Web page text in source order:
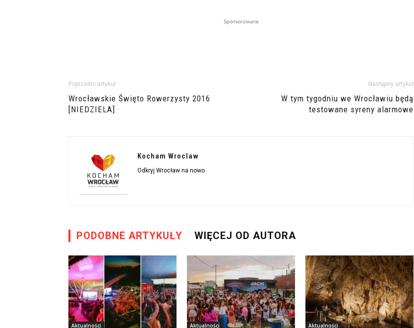
Sponsorowane
Poprzedni artykuł
Wrocławskie Święto Rowerzysty 2016
[NIEDZIELA]
Następny artykuł
W tym tygodniu we Wrocławiu będą
testowane syreny alarmowe
Kocham Wroclaw
Odkryj Wrocław na nowo
PODOBNE ARTYKUŁY WIĘCEJ OD AUTORA
Aktualności Aktualności Aktualności